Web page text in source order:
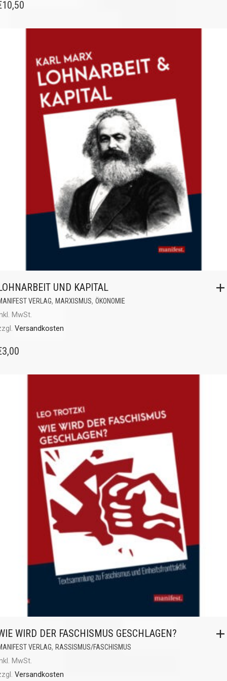
10,50
UND KAPITAL
VERLAG, MARXISMUS, ÖKONOMIE
MwSt.
Versandkosten
3,00
WIRD DER FASCHISMUS GESCHLAGEN?
VERLAG, RASSISMUS/FASCHISMUS
MwSt.
Versandkosten